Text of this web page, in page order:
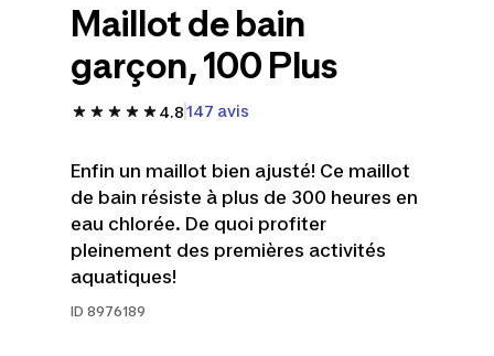
Maillot de bain
garçon, 100 Plus
4.8147 avis
Enfin un maillot bien ajusté! Ce maillot
de bain résiste à plus de 300 heures en
eau chlorée. De quoi profiter
pleinement des premières activités
aquatiques!
ID 8976189